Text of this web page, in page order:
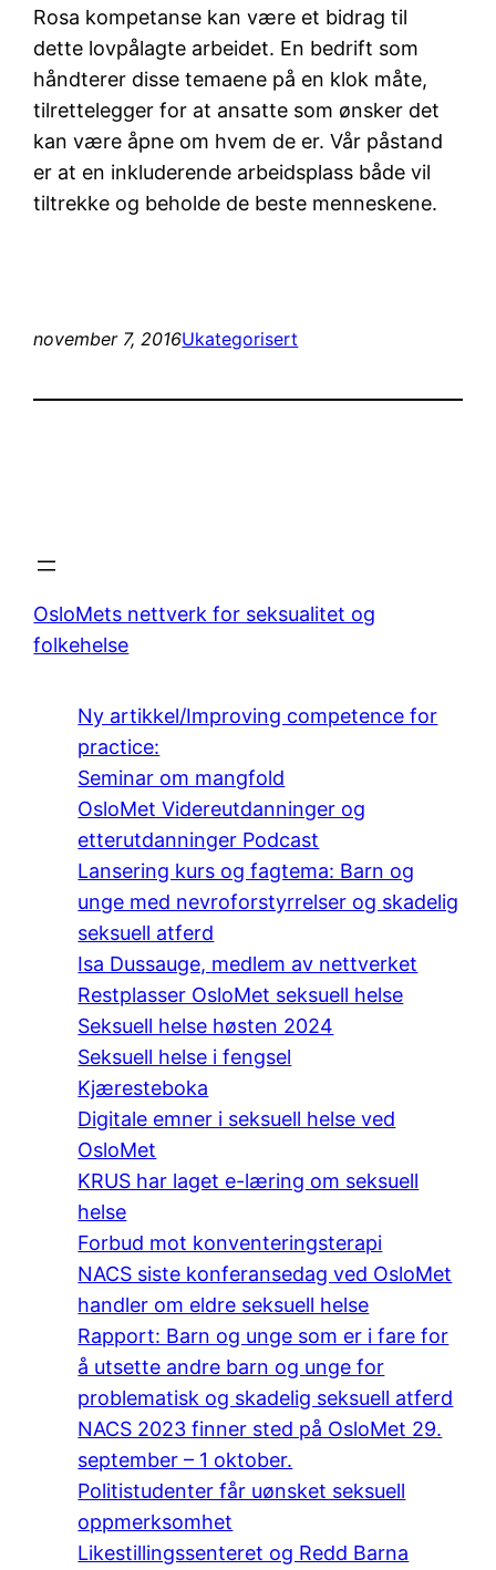
Rosa kompetanse kan være et bidrag til
dette lovpålagte arbeidet. En bedrift som
håndterer disse temaene på en klok måte,
tilrettelegger for at ansatte som ønsker det
kan være åpne om hvem de er. Vår påstand
er at en inkluderende arbeidsplass både vil
tiltrekke og beholde de beste menneskene.
november 7, 2016Ukategorisert
OsloMets nettverk for seksualitet og
folkehelse
Ny artikkel/Improving competence for
practice:
Seminar om mangfold
OsloMet Videreutdanninger og
etterutdanninger Podcast
Lansering kurs og fagtema: Barn og
unge med nevroforstyrrelser og skadelig
seksuell atferd
Isa Dussauge, medlem av nettverket
Restplasser OsloMet seksuell helse
Seksuell helse høsten 2024
Seksuell helse i fengsel
Kjæresteboka
Digitale emner i seksuell helse ved
OsloMet
KRUS har laget e-læring om seksuell
helse
Forbud mot konventeringsterapi
NACS siste konferansedag ved OsloMet
handler om eldre seksuell helse
Rapport: Barn og unge som er i fare for
å utsette andre barn og unge for
problematisk og skadelig seksuell atferd
NACS 2023 finner sted på OsloMet 29.
september – 1 oktober.
Politistudenter får uønsket seksuell
oppmerksomhet
Likestillingssenteret og Redd Barna